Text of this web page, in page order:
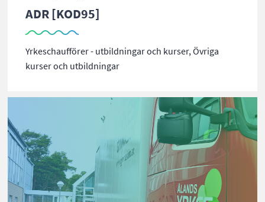
ADR [KOD95]
Yrkeschaufförer - utbildningar och kurser, Övriga
kurser och utbildningar